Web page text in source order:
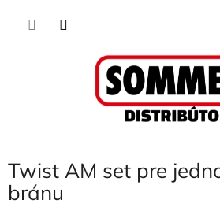
Twist AM set pre
bránu